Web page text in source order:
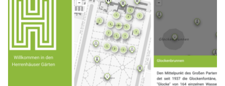
Kleines Fest im Großen Garten
Museum Schloss Herrenhausen
Service und Aktuelles